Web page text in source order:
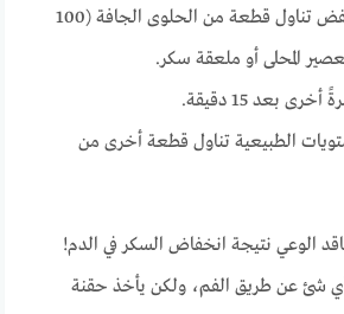
إذا كان السكر منخفض تناول قطعة من الحلوى الجافة (100
المحلى أو ملعقة سكر.
بعد 15 دقيقة.
الطبيعية تناول قطعة أخرى من
الوعي نتيجة انخفاض السكر في الدم!
شئ عن طريق الفم، ولكن يأخذ حقنة